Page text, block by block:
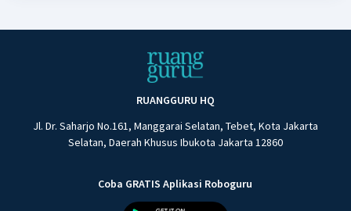
RUANGGURU HQ
Jl. Dr. Saharjo No.161, Manggarai Selatan, Tebet, Kota Jakarta
Selatan, Daerah Khusus Ibukota Jakarta 12860
Coba GRATIS Aplikasi Roboguru